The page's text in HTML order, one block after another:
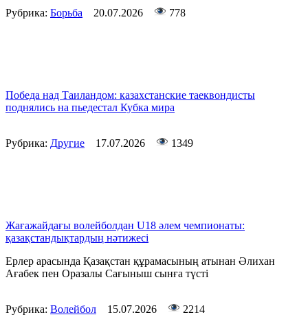
Рубрика: Борьба 20.07.2026 778
Победа над Таиландом: казахстанские таеквондисты
поднялись на пьедестал Кубка мира
Рубрика: Другие 17.07.2026 1349
Жағажайдағы волейболдан U18 әлем чемпионаты:
қазақстандықтардың нәтижесі
Ерлер арасында Қазақстан құрамасының атынан Әлихан
Ағабек пен Оразалы Сағыныш сынға түсті
Рубрика: Волейбол 15.07.2026 2214